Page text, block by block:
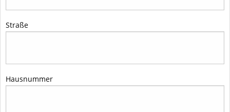
Straße
Hausnummer